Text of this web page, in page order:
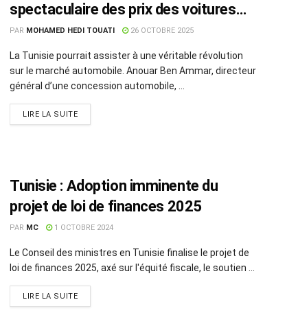
spectaculaire des prix des voitures
hybrides rechargeables ?
PAR MOHAMED HEDI TOUATI 26 OCTOBRE 2025
La Tunisie pourrait assister à une véritable révolution
sur le marché automobile. Anouar Ben Ammar, directeur
général d’une concession automobile, ...
LIRE LA SUITE
Tunisie : Adoption imminente du
projet de loi de finances 2025
PAR MC 1 OCTOBRE 2024
Le Conseil des ministres en Tunisie finalise le projet de
loi de finances 2025, axé sur l'équité fiscale, le soutien ...
LIRE LA SUITE